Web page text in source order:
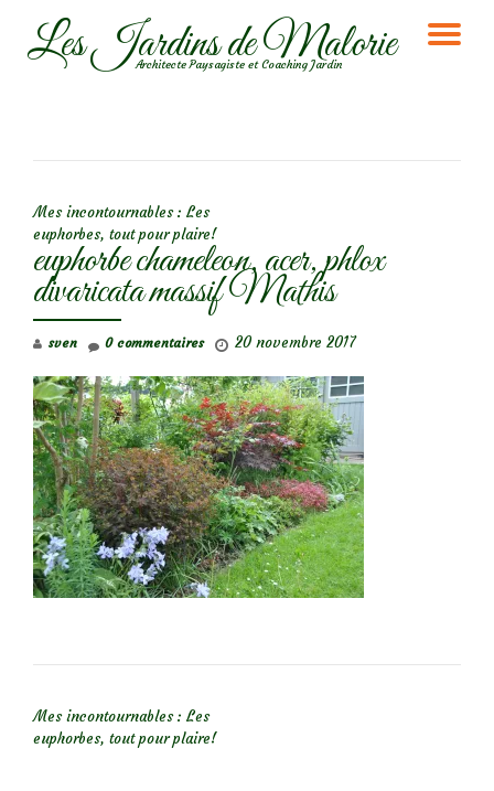
AllerLes Jardins de Malorie
Architecte Paysagiste et Coaching Jardin
Mes incontournables : Les
euphorbes, tout pour plaire!
euphorbe chameleon, acer, phlox
divaricata massif Mathis
sven 20 novembre 2017
0 commentaires
Mes incontournables : Les
euphorbes, tout pour plaire!